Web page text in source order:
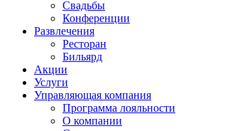
Свадьбы
Конференции
Развлечения
Ресторан
Бильярд
Акции
Услуги
Управляющая компания
Программа лояльности
О компании